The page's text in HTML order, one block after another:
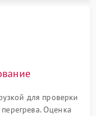
для проверки
Оценка